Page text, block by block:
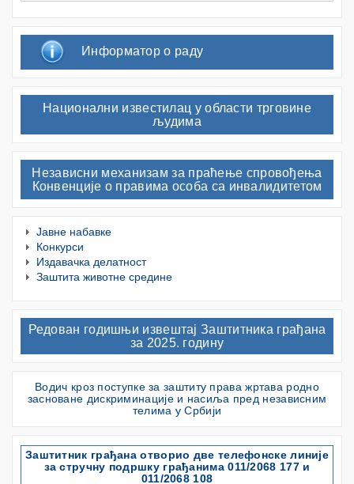
Информатор о раду
Национални известилац у области трговине
људима
Независни механизам за праћење спровођења
Конвенције о правима особа са инвалидитетом
Јавне набавке
Конкурси
Издавачка делатност
Заштита животне средине
Редован годишњи извештај Заштитника грађана
за 2025. годину
Водич кроз поступке за заштиту права жртава родно
засноване дискриминације и насиља пред независним
телима у Србији
Заштитник грађана отворио две телефонске линије
за стручну подршку грађанима 011/2068 177 и
011/2068 108